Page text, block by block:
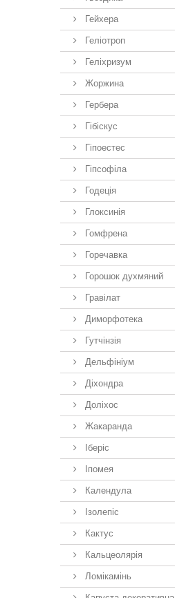
Гейхера
Геліотроп
Геліхризум
Жоржина
Гербера
Гібіскус
Гіпоестес
Гіпсофіла
Годеція
Глоксинія
Гомфрена
Горечавка
Горошок духмяний
Гравілат
Диморфотека
Гутчінзія
Дельфініум
Діхондра
Доліхос
Жакаранда
Іберiс
Іпомея
Календула
Ізолепіс
Кактус
Кальцеолярія
Ломікамінь